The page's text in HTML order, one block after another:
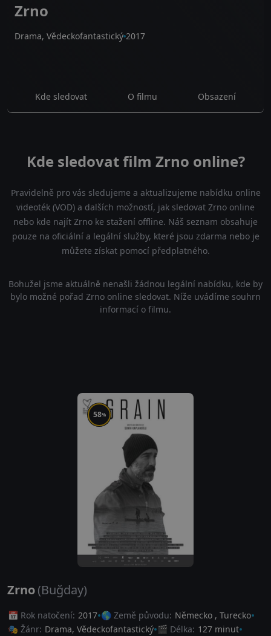
Zrno
Drama, Vědeckofantastický 2017
Kde sledovat O filmu Obsazení
Kde sledovat film Zrno online?
Pravidelně pro vás sledujeme a aktualizujeme nabídku online
videoték (VOD) a dalších možností, jak sledovat Zrno online
nebo kde najít Zrno ke stažení offline. Náš seznam obsahuje
pouze na oficiální a legální služby, které jsou zdarma nebo je
můžete získat pomocí předplatného.
Bohužel jsme aktuálně nenašli žádnou legální nabídku, kde by
bylo možné pořad Zrno online sledovat. Níže uvádíme souhrn
informací o filmu.
58%
Zrno(Buğday)
📅 Rok natočení: 2017 🌎 Země původu: Německo , Turecko
🎭 Žánr: Drama, Vědeckofantastický 🎬 Délka: 127 minut